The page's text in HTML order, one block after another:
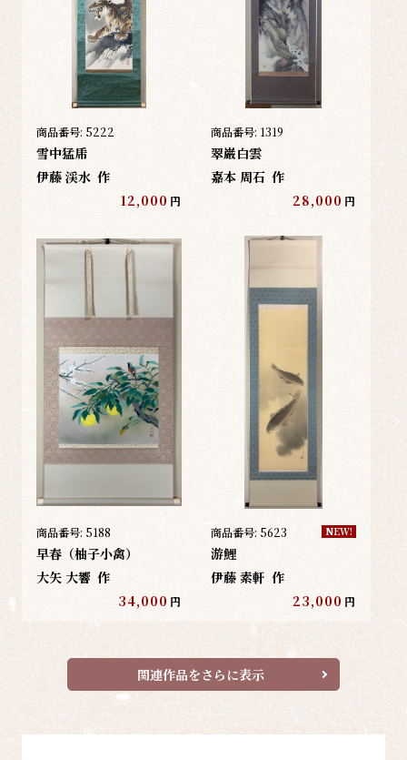
商品番号: 5222
雪中猛乕
伊藤 渓水 作
12,000 円
商品番号: 1319
翠巌白雲
嘉本 周石 作
28,000 円
商品番号: 5188
早春（柚子小禽）
大矢 大響 作
34,000 円
商品番号: 5623 NEW!
游鯉
伊藤 素軒 作
23,000 円
関連作品をさらに表示